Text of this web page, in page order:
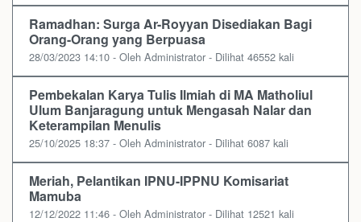
Ramadhan: Surga Ar-Royyan Disediakan Bagi
Orang-Orang yang Berpuasa
28/03/2023 14:10 - Oleh Administrator - Dilihat 46552 kali
Pembekalan Karya Tulis Ilmiah di MA Matholiul
Ulum Banjaragung untuk Mengasah Nalar dan
Keterampilan Menulis
25/10/2025 18:37 - Oleh Administrator - Dilihat 6087 kali
Meriah, Pelantikan IPNU-IPPNU Komisariat
Mamuba
12/12/2022 11:46 - Oleh Administrator - Dilihat 12521 kali